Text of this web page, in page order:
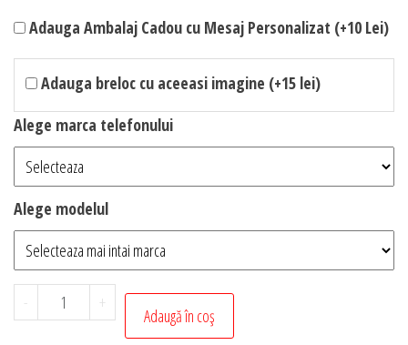
Adauga Ambalaj Cadou cu Mesaj Personalizat (+10 Lei)
Adauga breloc cu aceeasi imagine (+15 lei)
Alege marca telefonului
Alege modelul
-
Cantitate
Husa
+
Adaugă în coș